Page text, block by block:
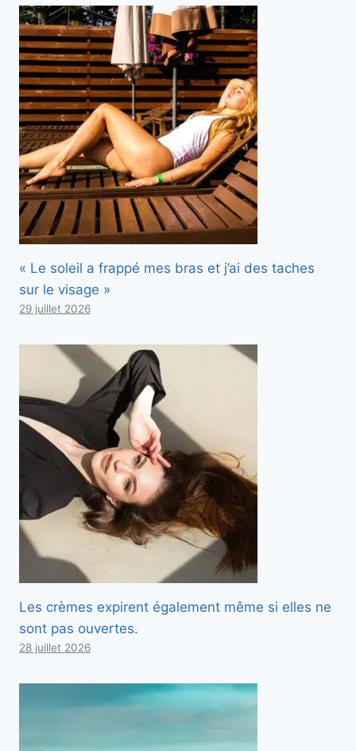
« Le soleil a frappé mes bras et j’ai des taches
sur le visage »
29 juillet 2026
Les crèmes expirent également même si elles ne
sont pas ouvertes.
28 juillet 2026